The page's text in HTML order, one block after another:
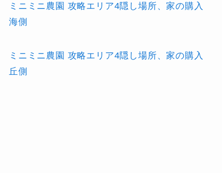
ミニミニ農園 攻略エリア4隠し場所、家の購入
海側
ミニミニ農園 攻略エリア4隠し場所、家の購入
丘側